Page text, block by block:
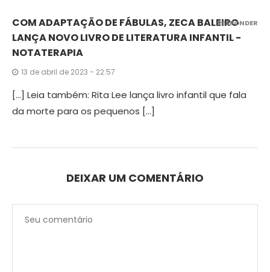
COM ADAPTAÇÃO DE FÁBULAS, ZECA BALEIRO
LANÇA NOVO LIVRO DE LITERATURA INFANTIL -
NOTATERAPIA
13 de abril de 2023 - 22:57
[…] Leia também: Rita Lee lança livro infantil que fala
da morte para os pequenos […]
RESPONDER
DEIXAR UM COMENTÁRIO